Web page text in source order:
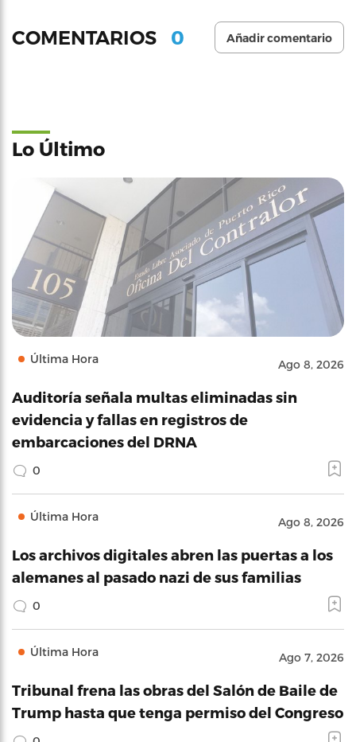
COMENTARIOS 0 Añadir comentario
Lo Último
Última Hora Ago 8, 2026
Auditoría señala multas eliminadas sin
evidencia y fallas en registros de
embarcaciones del DRNA
0
Última Hora Ago 8, 2026
Los archivos digitales abren las puertas a los
alemanes al pasado nazi de sus familias
0
Última Hora Ago 7, 2026
Tribunal frena las obras del Salón de Baile de
Trump hasta que tenga permiso del Congreso